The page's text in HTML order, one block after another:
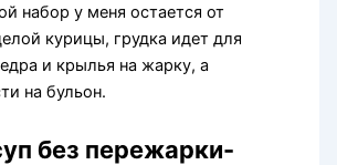
набор у меня остается от
курицы, грудка идет для
и крылья на жарку, а
на бульон.
без пережарки-